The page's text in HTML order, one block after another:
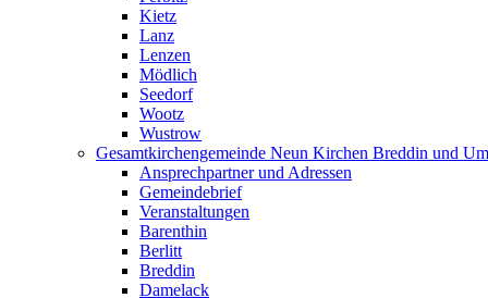
Kietz
Lanz
Lenzen
Mödlich
Seedorf
Wootz
Wustrow
Gesamtkirchengemeinde Neun Kirchen Breddin und
Ansprechpartner und Adressen
Gemeindebrief
Veranstaltungen
Barenthin
Berlitt
Breddin
Damelack